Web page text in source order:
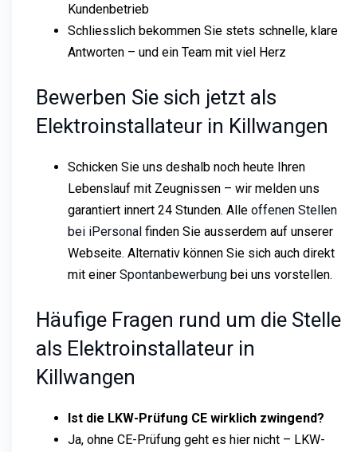
Kundenbetrieb
Schliesslich bekommen Sie stets schnelle, klare
Antworten – und ein Team mit viel Herz
Bewerben Sie sich jetzt als
Elektroinstallateur in Killwangen
Schicken Sie uns deshalb noch heute Ihren
Lebenslauf mit Zeugnissen – wir melden uns
garantiert innert 24 Stunden. Alle offenen Stellen
bei iPersonal finden Sie ausserdem auf unserer
Webseite. Alternativ können Sie sich auch direkt
mit einer Spontanbewerbung bei uns vorstellen.
Häufige Fragen rund um die Stelle
als Elektroinstallateur in
Killwangen
Ist die LKW-Prüfung CE wirklich zwingend?
Ja, ohne CE-Prüfung geht es hier nicht – LKW-